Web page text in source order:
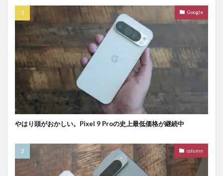
Google
やはり頭がおかしい。Pixel 9 Proの史上最低価格が継続中
column